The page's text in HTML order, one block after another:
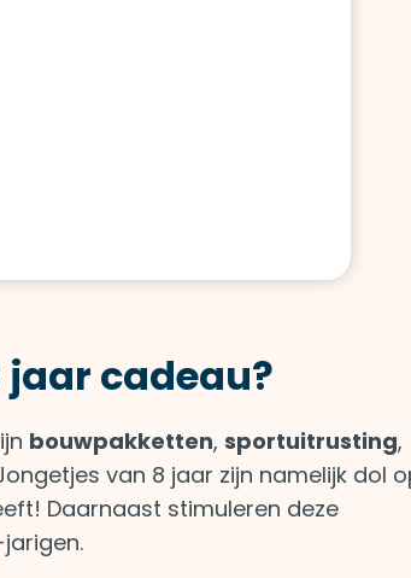
jaar cadeau?
bouwpakketten, sportuitrusting,
van 8 jaar zijn namelijk dol
Daarnaast stimuleren deze